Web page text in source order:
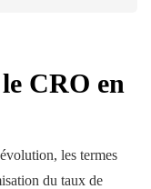
CRO en
les termes
du taux de